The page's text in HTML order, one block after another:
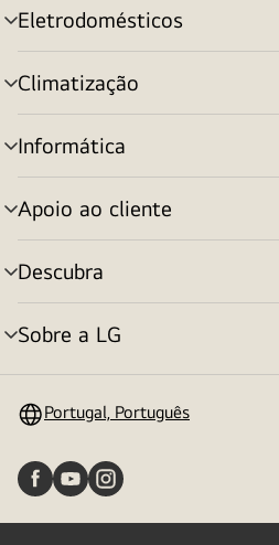
Eletrodomésticos
alternar
menu
Climatização
alternar
menu
Informática
alternar
menu
Apoio ao cliente
alternar
menu
Descubra
alternar
menu
Sobre a LG
alternar
Portugal, Português